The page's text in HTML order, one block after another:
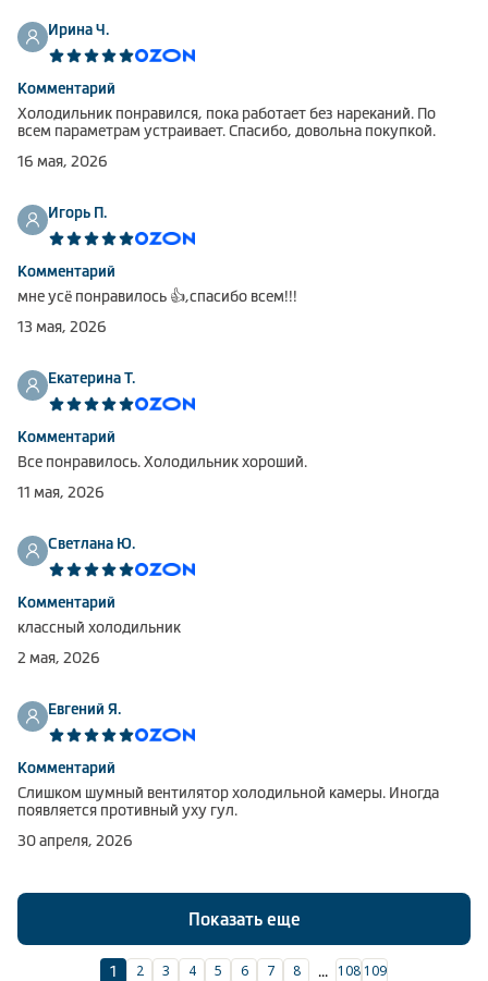
Ирина Ч.
Комментарий
Холодильник понравился, пока работает без нареканий. По
всем параметрам устраивает. Спасибо, довольна покупкой.
16 мая, 2026
Игорь П.
Комментарий
мне усё понравилось 👍,спасибо всем!!!
13 мая, 2026
Екатерина Т.
Комментарий
Все понравилось. Холодильник хороший.
11 мая, 2026
Светлана Ю.
Комментарий
классный холодильник
2 мая, 2026
Евгений Я.
Комментарий
Слишком шумный вентилятор холодильной камеры. Иногда
появляется противный уху гул.
30 апреля, 2026
Показать еще
1 2 3 4 5 6 7 8 ... 108 109